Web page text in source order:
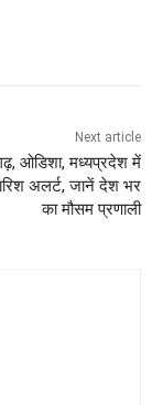
Next article
ओडिशा, मध्यप्रदेश में
अलर्ट, जानें देश भर
का मौसम प्रणाली